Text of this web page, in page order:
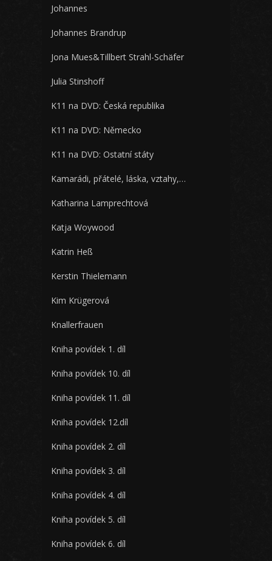
Johannes
Johannes Brandrup
Jona Mues&Tillbert Strahl-Schäfer
Julia Stinshoff
K11 na DVD: Česká republika
K11 na DVD: Německo
K11 na DVD: Ostatní státy
Kamarádi, přátelé, láska, vztahy,…
Katharina Lamprechtová
Katja Woywood
Katrin Heß
Kerstin Thielemann
Kim Krügerová
Knallerfrauen
Kniha povídek 1. díl
Kniha povídek 10. díl
Kniha povídek 11. díl
Kniha povídek 12.díl
Kniha povídek 2. díl
Kniha povídek 3. díl
Kniha povídek 4. díl
Kniha povídek 5. díl
Kniha povídek 6. díl